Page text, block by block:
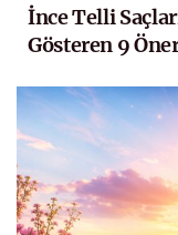
İnce Telli
Gösteren 9